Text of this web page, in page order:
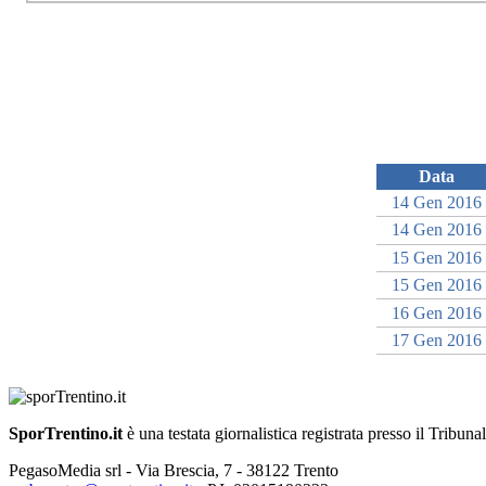
Data
14 Gen 2016
14 Gen 2016
15 Gen 2016
15 Gen 2016
16 Gen 2016
17 Gen 2016
SporTrentino.it è una testata giornalistica registrata presso il
PegasoMedia srl - Via Brescia, 7 - 38122 Trento